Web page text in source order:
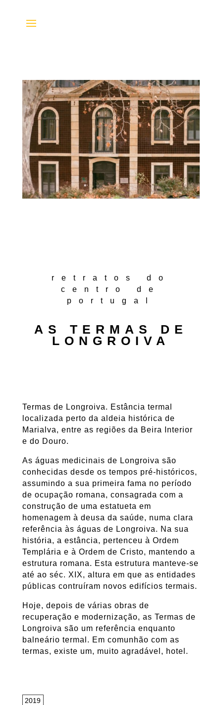
retratos do
centro de
portugal
AS TERMAS DE
LONGROIVA
Termas de Longroiva. Estância termal
localizada perto da aldeia histórica de
Marialva, entre as regiões da Beira Interior
e do Douro.
As águas medicinais de Longroiva são
conhecidas desde os tempos pré-históricos,
assumindo a sua primeira fama no período
de ocupação romana, consagrada com a
construção de uma estatueta em
homenagem à deusa da saúde, numa clara
referência às águas de Longroiva. Na sua
história, a estância, pertenceu à Ordem
Templária e à Ordem de Cristo, mantendo a
estrutura romana. Esta estrutura manteve-se
até ao séc. XIX, altura em que as entidades
públicas contruíram novos edifícios termais.
Hoje, depois de várias obras de
recuperação e modernização, as Termas de
Longroiva são um referência enquanto
balneário termal. Em comunhão com as
termas, existe um, muito agradável, hotel.
2019